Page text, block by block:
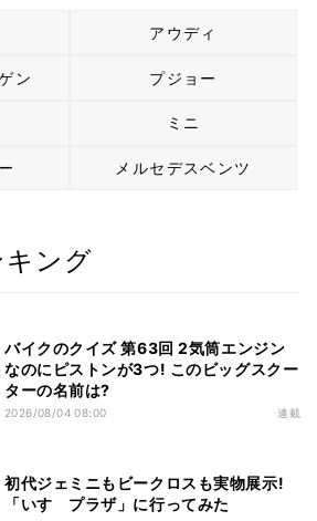
アウディ
ン プジョー
ミニ
メルセデスベンツ
キング
バイクのクイズ 第63回 2気筒エンジン
なのにピストンが3つ! このビッグスクー
ターの名前は?
2026/08/04 08:00 連載
初代ジェミニもビークロスも実物展示!
「いすゞプラザ」に行ってみた